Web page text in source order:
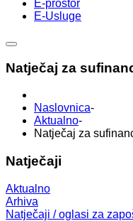
E-prostor
E-Usluge
Natječaj za
Naslovnica-
Aktualno-
Natječaj za
Natječaji
Aktualno
Arhiva
Natječaji / oglasi za